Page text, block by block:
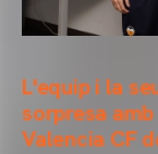
L'equip i la
sorpresa
Valencia CF